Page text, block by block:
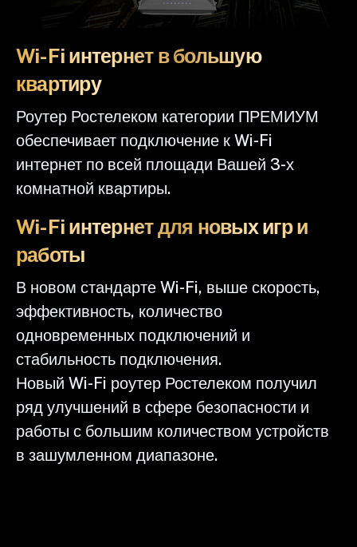
Wi-Fi интернет в большую
квартиру
Роутер Ростелеком категории ПРЕМИУМ
обеспечивает подключение к Wi-Fi
интернет по всей площади Вашей 3-х
комнатной квартиры.
Wi-Fi интернет для новых игр и
работы
В новом стандарте Wi-Fi, выше скорость,
эффективность, количество
одновременных подключений и
стабильность подключения.
Новый Wi-Fi роутер Ростелеком получил
ряд улучшений в сфере безопасности и
работы с большим количеством устройств
в зашумленном диапазоне.